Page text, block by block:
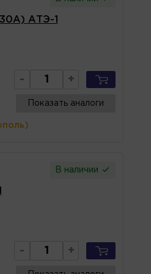
АТЭ-1
- +
Показать аналоги
В наличии
- +